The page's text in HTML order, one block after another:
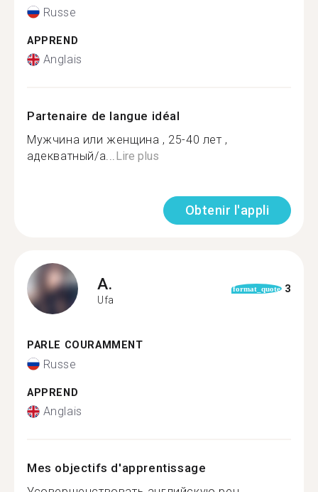
Russe
APPREND
Anglais
Partenaire de langue idéal
Мужчина или женщина , 25-40 лет ,
адекватный/а...Lire plus
Obtenir l'appli
A.
Ufa
format_quote 3
PARLE COURAMMENT
Russe
APPREND
Anglais
Mes objectifs d'apprentissage